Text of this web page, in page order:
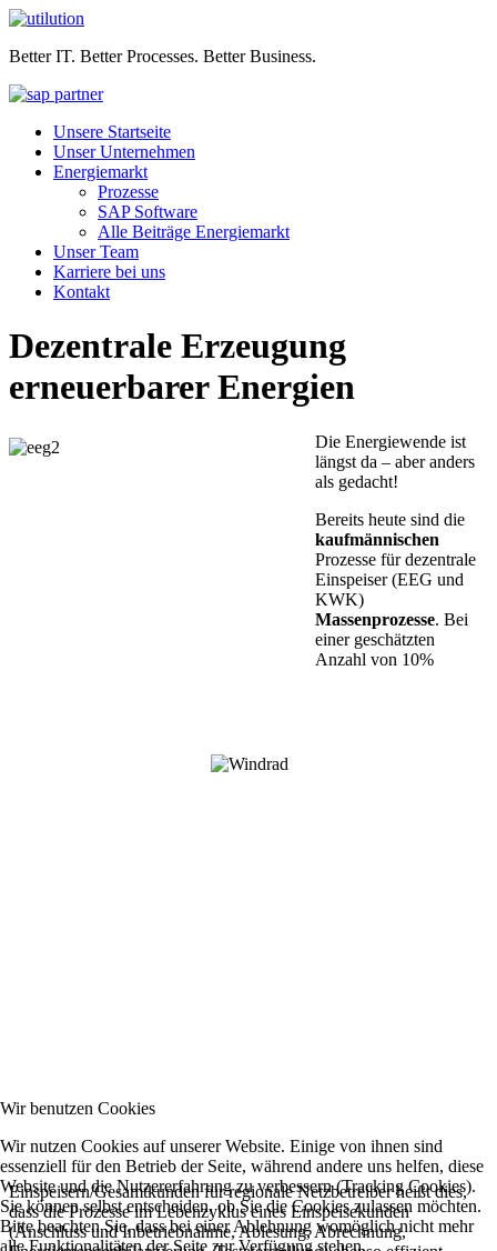
Better IT. Better Processes. Better Business.
Unsere Startseite
Unser Unternehmen
Energiemarkt
Prozesse
SAP Software
Alle Beiträge Energiemarkt
Unser Team
Karriere bei uns
Kontakt
Dezentrale Erzeugung
erneuerbarer Energien
Die Energiewende ist
längst da – aber anders
als gedacht!
Bereits heute sind die
kaufmännischen
Prozesse für dezentrale
Einspeiser (EEG und
KWK)
Massenprozesse. Bei
einer geschätzten
Anzahl von 10%
Einspeisern/Gesamtkunden für regionale Netzbetreiber heißt dies,
dass die Prozesse im Lebenzyklus eines Einspeisekunden
(Anschluss und Inbetriebnahme, Ablesung, Abrechnung,
Wir benutzen Cookies
Wir nutzen Cookies auf unserer Website. Einige von ihnen sind
essenziell für den Betrieb der Seite, während andere uns helfen, diese
Website und die Nutzererfahrung zu verbessern (Tracking Cookies).
Sie können selbst entscheiden, ob Sie die Cookies zulassen möchten.
Bitte beachten Sie, dass bei einer Ablehnung womöglich nicht mehr
alle Funktionalitäten der Seite zur Verfügung stehen.